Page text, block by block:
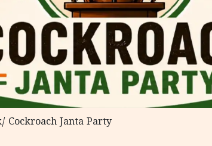
Cockroach Janta Party